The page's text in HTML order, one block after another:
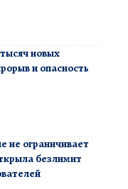
новых
и опасность
не ограничивает
безлимит